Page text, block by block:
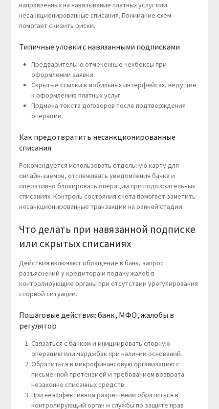
направленных на навязывание платных услуг или
несанкционированные списания. Понимание схем
помогает снизить риски.
Типичные уловки с навязанными подписками
Предварительно отмеченные чекбоксы при
оформлении заявки.
Скрытые ссылки в мобильных интерфейсах, ведущие
к оформлению платных услуг.
Подмена текста договоров после подтверждения
операции.
Как предотвратить несанкционированные
списания
Рекомендуется использовать отдельную карту для
онлайн-заемов, отслеживать уведомления банка и
оперативно блокировать операции при подозрительных
списаниях. Контроль состояния счета помогает заметить
несанкционированные транзакции на ранней стадии.
Что делать при навязанной подписке
или скрытых списаниях
Действия включают обращение в банк, запрос
разъяснений у кредитора и подачу жалоб в
контролирующие органы при отсутствии урегулирования
спорной ситуации.
Пошаговые действия: банк, МФО, жалобы в
регулятор
Связаться с банком и инициировать спорную
операцию или чарджбэк при наличии оснований.
Обратиться в микрофинансовую организацию с
письменной претензией и требованием возврата
незаконно списанных средств.
При неэффективном разрешении обратиться в
контролирующий орган и службы по защите прав